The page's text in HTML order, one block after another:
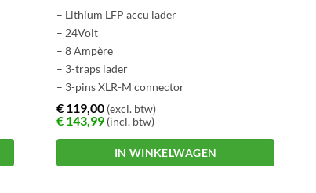
– Lithium LFP accu lader
– 24Volt
– 8 Ampère
– 3-traps lader
– 3-pins XLR-M connector
€119,00(excl. btw)
€143,99(incl. btw)
IN WINKELWAGEN